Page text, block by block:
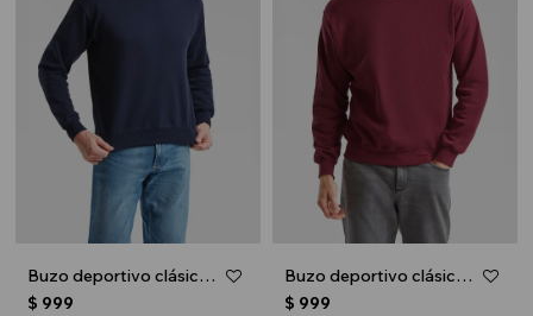
Buzo deportivo clásico escote redondo - UNISEX - Azul marino
$ 999
Buzo deportivo clásico escote redondo - UNISEX - Bordo
$ 999